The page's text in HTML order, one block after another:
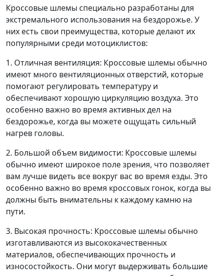
Кроссовые шлемы специально разработаны для
экстремального использования на бездорожье. У
них есть свои преимущества, которые делают их
популярными среди мотоциклистов:
1. Отличная вентиляция: Кроссовые шлемы обычно
имеют много вентиляционных отверстий, которые
помогают регулировать температуру и
обеспечивают хорошую циркуляцию воздуха. Это
особенно важно во время активных дел на
бездорожье, когда вы можете ощущать сильный
нагрев головы.
2. Большой объем видимости: Кроссовые шлемы
обычно имеют широкое поле зрения, что позволяет
вам лучше видеть все вокруг вас во время езды. Это
особенно важно во время кроссовых гонок, когда вы
должны быть внимательны к каждому камню на
пути.
3. Высокая прочность: Кроссовые шлемы обычно
изготавливаются из высококачественных
материалов, обеспечивающих прочность и
износостойкость. Они могут выдерживать большие